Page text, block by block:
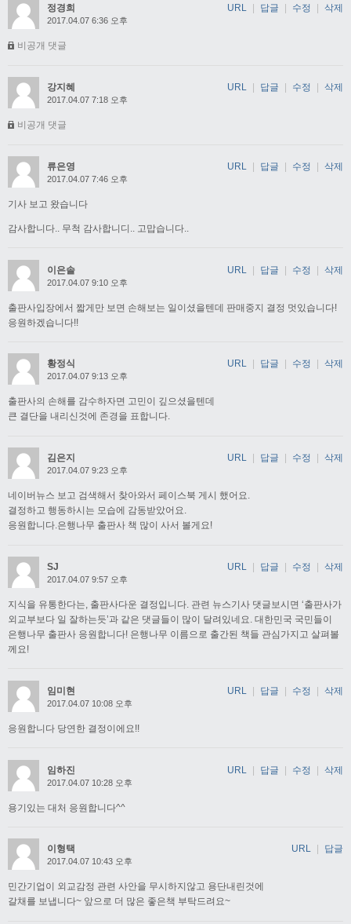
정경희
2017.04.07 6:36 오후
비공개 댓글
URL 답글 수정 삭제
강지혜
2017.04.07 7:18 오후
비공개 댓글
URL 답글 수정 삭제
류은영
2017.04.07 7:46 오후
기사 보고 왔습니다
감사합니다.. 무척 감사합니디.. 고맙습니다..
URL 답글 수정 삭제
이은솔
2017.04.07 9:10 오후
출판사입장에서 짧게만 보면 손해보는 일이셨을텐데 판매중지 결정 멋있습니다!
응원하겠습니다!!
URL | 답글 | 수정 | 삭제
황정식
2017.04.07 9:13 오후
출판사의 손해를 감수하자면 고민이 깊으셨을텐데
큰 결단을 내리신것에 존경을 표합니다.
URL 답글 수정 삭제
김은지
2017.04.07 9:23 오후
네이버뉴스 보고 검색해서 찾아와서 페이스북 게시 했어요.
결정하고 행동하시는 모습에 감동받았어요.
응원합니다.은행나무 출판사 책 많이 사서 볼게요!
URL 답글 수정 삭제
SJ
2017.04.07 9:57 오후
지식을 유통한다는, 출판사다운 결정입니다. 관련 뉴스기사 댓글보시면 ‘출판사가
외교부보다 일 잘하는듯’과 같은 댓글들이 많이 달려있네요. 대한민국 국민들이
은행나무 출판사 응원합니다! 은행나무 이름으로 출간된 책들 관심가지고 살펴볼
께요!
URL 답글 수정 삭제
임미현
2017.04.07 10:08 오후
응원합니다 당연한 결정이에요!!
URL | 답글 | 수정 | 삭제
임하진
2017.04.07 10:28 오후
용기있는 대처 응원합니다^^
URL | 답글 | 수정 | 삭제
이형택
2017.04.07 10:43 오후
민간기업이 외교감정 관련 사안을 무시하지않고 용단내린것에
갈채를 보냅니다~ 앞으로 더 많은 좋은책 부탁드려요~
URL 답글